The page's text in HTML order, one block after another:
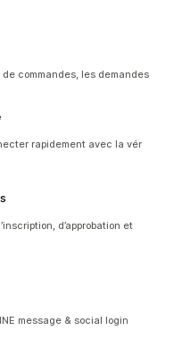
commandes, les demandes
rapidement avec la vér
d’approbation et
message & social login